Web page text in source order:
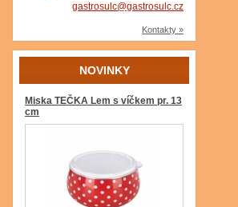
gastrosulc@gastrosulc.cz
Kontakty »
NOVINKY
Miska TEČKA Lem s víčkem pr. 13
cm